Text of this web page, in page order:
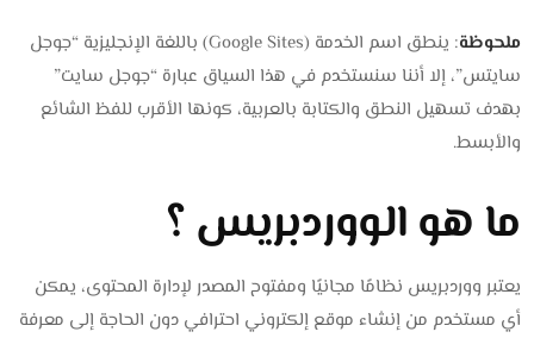
ملحوظة
: ينطق اسم الخدمة (Google Sites) باللغة الإنجليزية “جوجل
سايتس”، إلا أننا سنستخدم في هذا السياق عبارة “جوجل سايت”
بهدف تسهيل النطق والكتابة بالعربية، كونها الأقرب للفظ الشائع
والأبسط.
ما هو الووردبريس ؟
يعتبر ووردبريس نظامًا مجانيًا ومفتوح المصدر لإدارة المحتوى، يمكن
أي مستخدم من إنشاء موقع إلكتروني احترافي دون الحاجة إلى معرفة